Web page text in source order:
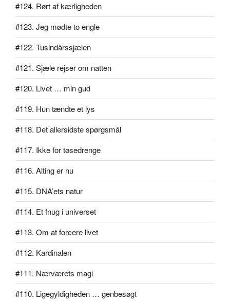
#124. Rørt af kærligheden
#123. Jeg mødte to engle
#122. Tusindårssjælen
#121. Sjæle rejser om natten
#120. Livet … min gud
#119. Hun tændte et lys
#118. Det allersidste spørgsmål
#117. Ikke for tøsedrenge
#116. Alting er nu
#115. DNA’ets natur
#114. Et fnug i universet
#113. Om at forcere livet
#112. Kardinalen
#111. Nærværets magi
#110. Ligegyldigheden … genbesøgt